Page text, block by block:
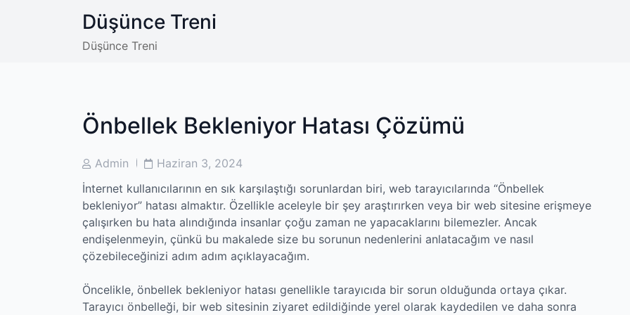
Düşünce Treni
Düşünce Treni
Önbellek Bekleniyor Hatası Çözümü
PostAdmin
PostHaziran 3, 2024
İnternet kullanıcılarının en sık karşılaştığı sorunlardan biri, web tarayıcılarında “Önbellek
bekleniyor” hatası almaktır. Özellikle aceleyle bir şey araştırırken veya bir web sitesine erişmeye
çalışırken bu hata alındığında insanlar çoğu zaman ne yapacaklarını bilemezler. Ancak
endişelenmeyin, çünkü bu makalede size bu sorunun nedenlerini anlatacağım ve nasıl
çözebileceğinizi adım adım açıklayacağım.
Öncelikle, önbellek bekleniyor hatası genellikle tarayıcıda bir sorun olduğunda ortaya çıkar.
Tarayıcı önbelleği, bir web sitesinin ziyaret edildiğinde yerel olarak kaydedilen ve daha sonra